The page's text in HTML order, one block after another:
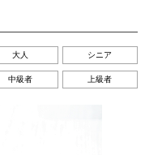
大人 シニア
中級者 上級者